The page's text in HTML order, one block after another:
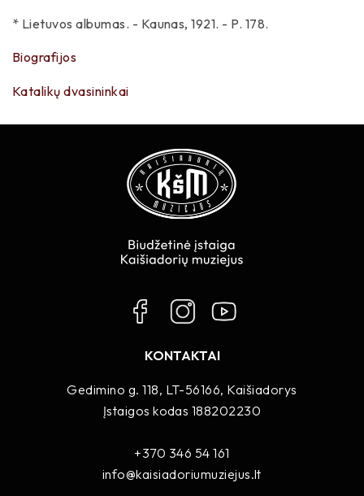
* Lietuvos albumas. - Kaunas, 1921. - P. 178.
Biografijos
Katalikų dvasininkai
KONTAKTAI
Gedimino g. 118, LT-56166, Kaišiadorys
Įstaigos kodas 188202230
+370 346 54 161
info@kaisiadoriumuziejus.lt